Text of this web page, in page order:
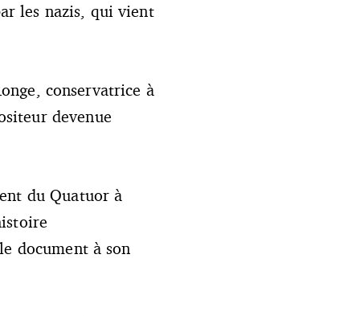
les nazis, qui vient
conservatrice à
devenue
du Quatuor à
document à son